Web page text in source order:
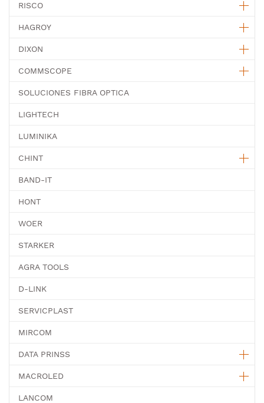
RISCO
HAGROY
DIXON
COMMSCOPE
SOLUCIONES FIBRA OPTICA
LIGHTECH
LUMINIKA
CHINT
BAND-IT
HONT
WOER
STARKER
AGRA TOOLS
D-LINK
SERVICPLAST
MIRCOM
DATA PRINSS
MACROLED
LANCOM